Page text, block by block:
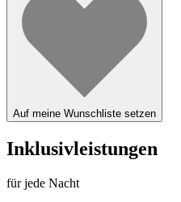
Auf meine Wunschliste setzen
Inklusivleistungen
für jede Nacht